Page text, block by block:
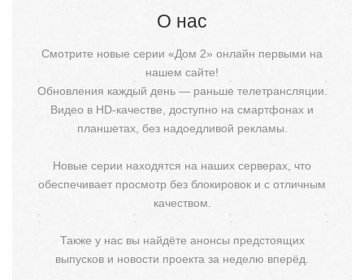
О нас
Смотрите новые серии «Дом 2» онлайн первыми на
нашем сайте!
Обновления каждый день — раньше телетрансляции.
Видео в HD-качестве, доступно на смартфонах и
планшетах, без надоедливой рекламы.
Новые серии находятся на наших серверах, что
обеспечивает просмотр без блокировок и с отличным
качеством.
Также у нас вы найдёте анонсы предстоящих
выпусков и новости проекта за неделю вперёд.